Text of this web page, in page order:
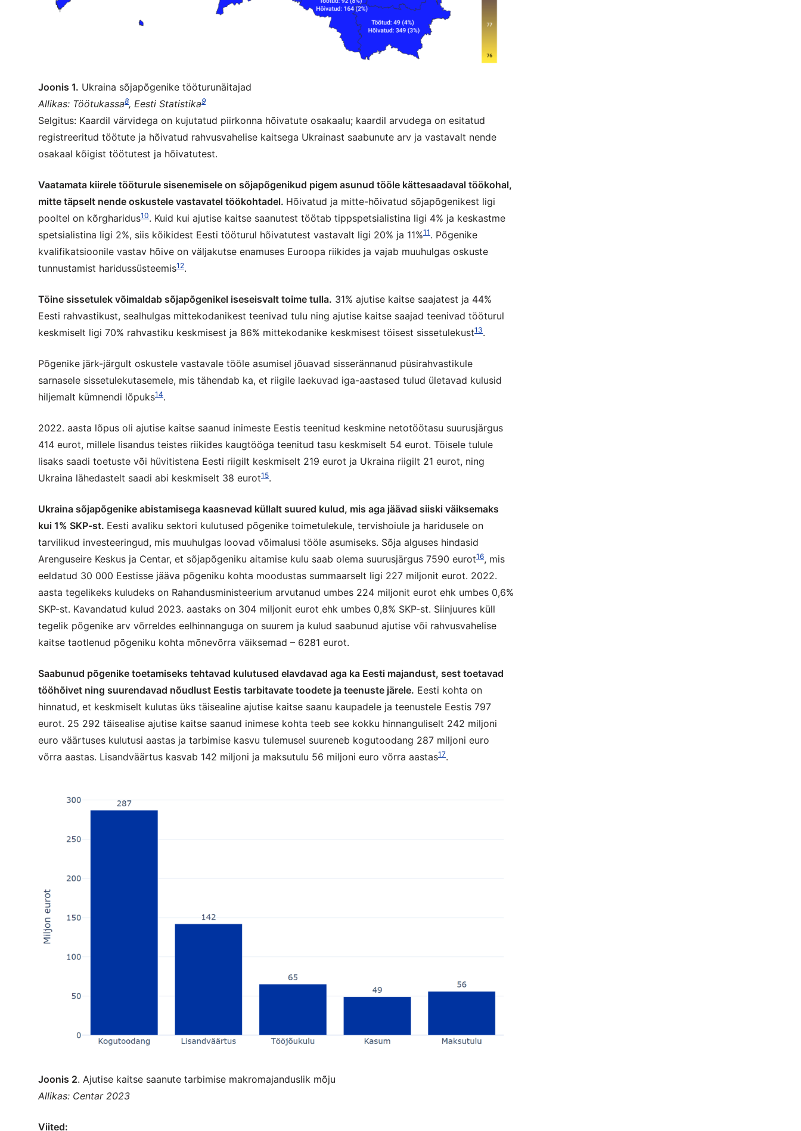
Joonis 1. Ukraina sõjapõgenike tööturunäitajad
Allikas: Töötukassa8, Eesti Statistika9
Selgitus: Kaardil värvidega on kujutatud piirkonna hõivatute osakaalu; kaardil arvudega on esitatud
registreeritud töötute ja hõivatud rahvusvahelise kaitsega Ukrainast saabunute arv ja vastavalt nende
osakaal kõigist töötutest ja hõivatutest.
Vaatamata kiirele tööturule sisenemisele on sõjapõgenikud pigem asunud tööle kättesaadaval töökohal,
mitte täpselt nende oskustele vastavatel töökohtadel. Hõivatud ja mitte-hõivatud sõjapõgenikest ligi
pooltel on kõrgharidus10. Kuid kui ajutise kaitse saanutest töötab tippspetsialistina ligi 4% ja keskastme
spetsialistina ligi 2%, siis kõikidest Eesti tööturul hõivatutest vastavalt ligi 20% ja 11%11 . Põgenike
kvalifikatsioonile vastav hõive on väljakutse enamuses Euroopa riikides ja vajab muuhulgas oskuste
tunnustamist haridussüsteemis12.
Töine sissetulek võimaldab sõjapõgenikel iseseisvalt toime tulla. 31% ajutise kaitse saajatest ja 44%
Eesti rahvastikust, sealhulgas mittekodanikest teenivad tulu ning ajutise kaitse saajad teenivad tööturul
keskmiselt ligi 70% rahvastiku keskmisest ja 86% mittekodanike keskmisest töisest sissetulekust13.
Põgenike järk-järgult oskustele vastavale tööle asumisel jõuavad sisserännanud püsirahvastikule
sarnasele sissetulekutasemele, mis tähendab ka, et riigile laekuvad iga-aastased tulud ületavad kulusid
hiljemalt kümnendi lõpuks14.
2022. aasta lõpus oli ajutise kaitse saanud inimeste Eestis teenitud keskmine netotöötasu suurusjärgus
414 eurot, millele lisandus teistes riikides kaugtööga teenitud tasu keskmiselt 54 eurot. Töisele tulule
lisaks saadi toetuste või hüvitistena Eesti riigilt keskmiselt 219 eurot ja Ukraina riigilt 21 eurot, ning
Ukraina lähedastelt saadi abi keskmiselt 38 eurot15.
Ukraina sõjapõgenike abistamisega kaasnevad küllalt suured kulud, mis aga jäävad siiski väiksemaks
kui 1% SKP-st. Eesti avaliku sektori kulutused põgenike toimetulekule, tervishoiule ja haridusele on
tarvilikud investeeringud, mis muuhulgas loovad võimalusi tööle asumiseks. Sõja alguses hindasid
Arenguseire Keskus ja Centar, et sõjapõgeniku aitamise kulu saab olema suurusjärgus 7590 eurot16, mis
eeldatud 30 000 Eestisse jääva põgeniku kohta moodustas summaarselt ligi 227 miljonit eurot. 2022.
aasta tegelikeks kuludeks on Rahandusministeerium arvutanud umbes 224 miljonit eurot ehk umbes 0,6%
SKP-st. Kavandatud kulud 2023. aastaks on 304 miljonit eurot ehk umbes 0,8% SKP-st. Siinjuures küll
tegelik põgenike arv võrreldes eelhinnanguga on suurem ja kulud saabunud ajutise või rahvusvahelise
kaitse taotlenud põgeniku kohta mõnevõrra väiksemad – 6281 eurot.
Saabunud põgenike toetamiseks tehtavad kulutused elavdavad aga ka Eesti majandust, sest toetavad
tööhõivet ning suurendavad nõudlust Eestis tarbitavate toodete ja teenuste järele. Eesti kohta on
hinnatud, et keskmiselt kulutas üks täisealine ajutise kaitse saanu kaupadele ja teenustele Eestis 797
eurot. 25 292 täisealise ajutise kaitse saanud inimese kohta teeb see kokku hinnanguliselt 242 miljoni
euro väärtuses kulutusi aastas ja tarbimise kasvu tulemusel suureneb kogutoodang 287 miljoni euro
võrra aastas. Lisandväärtus kasvab 142 miljoni ja maksutulu 56 miljoni euro võrra aastas17.
Joonis 2. Ajutise kaitse saanute tarbimise makromajanduslik mõju
Allikas: Centar 2023
Viited: